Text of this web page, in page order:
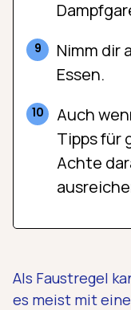
Nimm dir
Essen.
Auch
Tipps für
Achte
Als Faustregel
es meist mit